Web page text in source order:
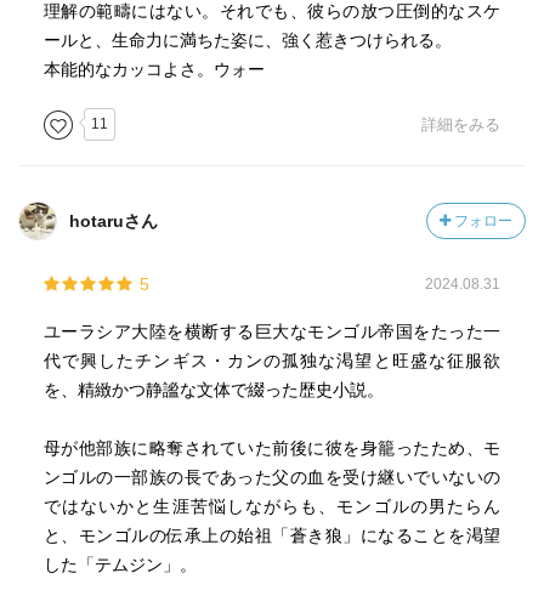
「上天より命ありて生まれたる蒼き狼あり
その妻なる惨白き牝鹿ありき…」
蒼き狼と牝鹿の子孫と信じ、大いなる誇りを感じてきたテ
ムジン
テムジンは自分の出生の秘密があった
母ホエルンは掠奪されたメルキト部族から父エスガイがさ
父はエスガイか、メルキト族なのかわからない
それでも自分は蒼き狼の子孫でありたいと躍起になる
そんな中、父エスガイの死により自分達一家以外、全ての
同族に見捨てられるという惨めな逆境に
ムジンの強い思いから始まる領地拡大を伴うモンゴル繁栄
本書は魅力的に描かれた人物が多いが（井上靖作品の好き
なところだ）
まずは妻になるボルテを紹介しよう
理解の範疇にはない。それでも、彼らの放つ圧倒的なスケ
ールと、生命力に満ちた姿に、強く惹きつけられる。
本能的なカッコよさ。ウォー
11 詳細をみる
hotaruさん フォロー
5 2024.08.31
ユーラシア大陸を横断する巨大なモンゴル帝国をたった一
代で興したチンギス・カンの孤独な渇望と旺盛な征服欲
を、精緻かつ静謐な文体で綴った歴史小説。
母が他部族に略奪されていた前後に彼を身籠ったため、モ
ンゴルの一部族の長であった父の血を受け継いでいないの
ではないかと生涯苦悩しながらも、モンゴルの男たらん
と、モンゴルの伝承上の始祖「蒼き狼」になることを渇望
した「テムジン」。